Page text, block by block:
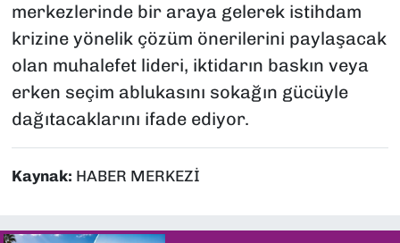
merkezlerinde bir araya gelerek istihdam
krizine yönelik çözüm önerilerini paylaşacak
olan muhalefet lideri, iktidarın baskın veya
erken seçim ablukasını sokağın gücüyle
dağıtacaklarını ifade ediyor.
Kaynak: HABER MERKEZİ